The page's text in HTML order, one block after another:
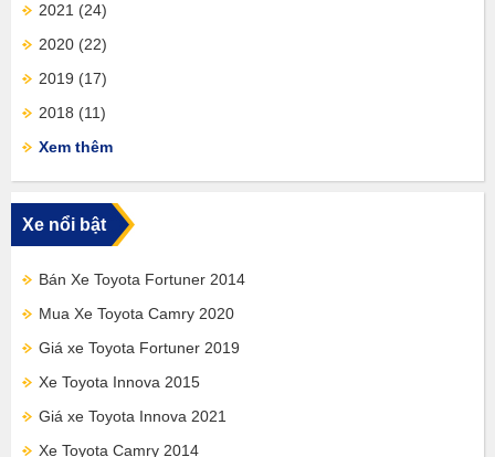
2021 (24)
2020 (22)
2019 (17)
2018 (11)
Xem thêm
Xe nổi bật
Bán Xe Toyota Fortuner 2014
Mua Xe Toyota Camry 2020
Giá xe Toyota Fortuner 2019
Xe Toyota Innova 2015
Giá xe Toyota Innova 2021
Xe Toyota Camry 2014